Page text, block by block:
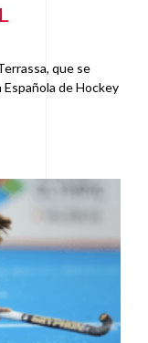
que se
Española de Hockey